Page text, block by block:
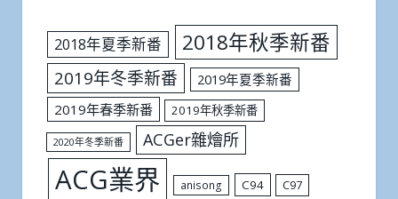
2018年夏季新番 2018年秋季新番
2019年冬季新番
2019年夏季新番
2019年春季新番
2019年秋季新番
2020年冬季新番 ACGer雜燴所
ACG業界 anisong C94 C97